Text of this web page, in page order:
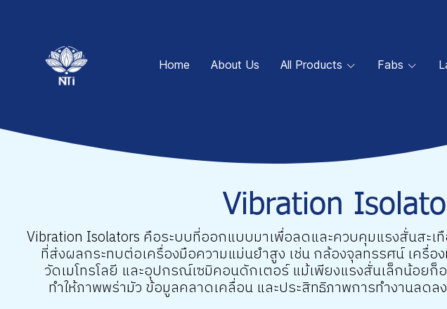
Home About Us All Products Fabs
Vibration
Vibration Isolators คือระบบที่ออกแบบมาเพื่อลดและควบคุมแรงสั่นสะเ
ที่ส่งผลกระทบต่อเครื่องมือความแม่นยำสูง เช่น กล้องจุลทรรศน์ เครื่อ
วัดเมโทรโลยี และอุปกรณ์เซมิคอนดักเตอร์ แม้เพียงแรงสั่นเล็กน้อยก็
ทำให้ภาพพร่ามัว ข้อมูลคลาดเคลื่อน และประสิทธิภาพการทำงานลดล